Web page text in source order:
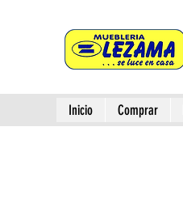
Inicio Comprar